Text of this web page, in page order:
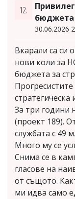
12.
30.06.2026
Вкарали са си
нови коли за
бюджета за
стратегическа
За три години
(проект 189).
службата с 49
Много му се
Снима се в
гласове на
от същото.
ми идва само